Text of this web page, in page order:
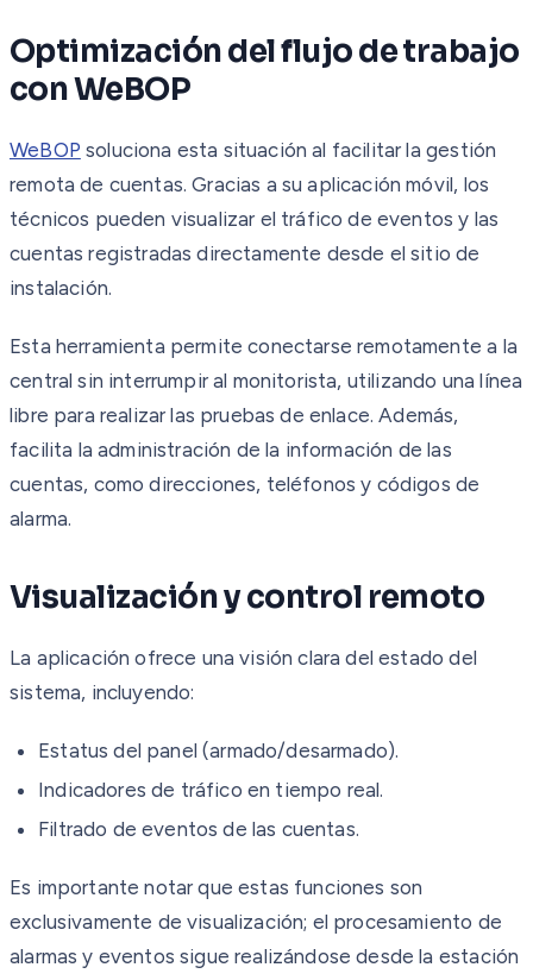
Optimización del flujo de trabajo
con WeBOP
WeBOP soluciona esta situación al facilitar la gestión
remota de cuentas. Gracias a su aplicación móvil, los
técnicos pueden visualizar el tráfico de eventos y las
cuentas registradas directamente desde el sitio de
instalación.
Esta herramienta permite conectarse remotamente a la
central sin interrumpir al monitorista, utilizando una línea
libre para realizar las pruebas de enlace. Además,
facilita la administración de la información de las
cuentas, como direcciones, teléfonos y códigos de
alarma.
Visualización y control remoto
La aplicación ofrece una visión clara del estado del
sistema, incluyendo:
Estatus del panel (armado/desarmado).
Indicadores de tráfico en tiempo real.
Filtrado de eventos de las cuentas.
Es importante notar que estas funciones son
exclusivamente de visualización; el procesamiento de
alarmas y eventos sigue realizándose desde la estación